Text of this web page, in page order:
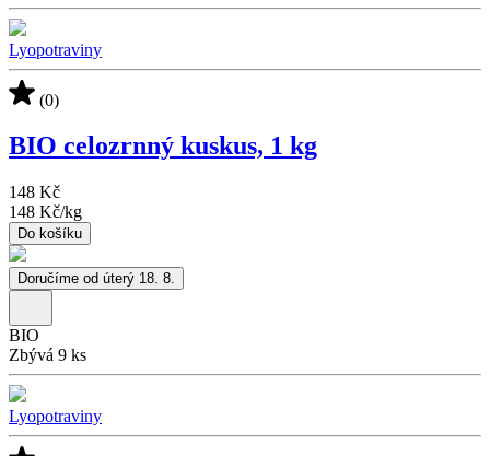
Lyopotraviny
(0)
BIO celozrnný kuskus, 1 kg
148 Kč
148 Kč/kg
Do košíku
Doručíme od úterý 18. 8.
BIO
Zbývá 9 ks
Lyopotraviny